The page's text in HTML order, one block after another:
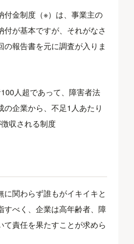
付金制度（※）は、事業主の
付が基本ですが、それがなさ
の報告書を元に調査が入りま
100人超であって、障害者法
の企業から、不足1人あたり
収される制度
に関わらず誰もがイキイキと
すべく、企業は高年齢者、障
て責任を果たすことが求めら